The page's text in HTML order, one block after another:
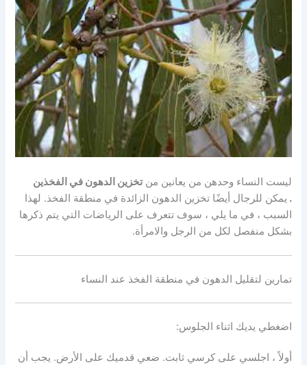
ليست النساء وحدهن من يعانين منتخزين الدهون في الفخذين
. يمكن للرجال أيضًا تخزين الدهون الزائدة في منطقة الفخذ. لهذا
السبب ، في ما يلي ، سوف تتعرف على الرياضات التي يتم ذكرها
بشكل منفصل لكل من الرجل والامرأة.
تمارين لتقليل الدهون في منطقة الفخذ عند النساء
اضغطي يديك اثناء الجلوس:
أولاً ، اجلسي على كرسي ثابت. ضعي قدميك على الأرض. يجب أن